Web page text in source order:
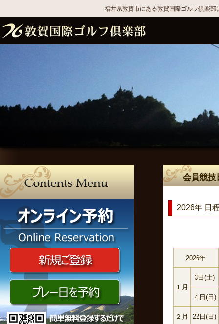
福井県敦賀市にある敦賀国際ゴルフ倶楽
会員競技
2026年 日
2026年
１月
3日(土)
４日(日)
２月 22日(日)